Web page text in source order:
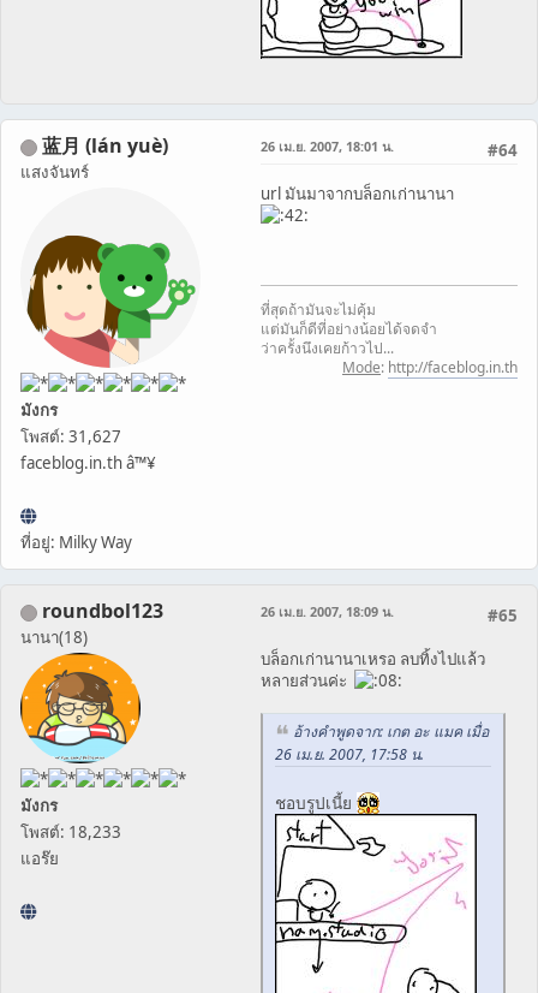
蓝月 (lán yuè)
แสงจันทร์
มังกร
โพสต์: 31,627
faceblog.in.th â™¥
ที่อยู่: Milky Way
#64
26 เม.ย. 2007, 18:01 น.
url มันมาจากบล็อกเก่านานา
ที่สุดถ้ามันจะไม่คุ้ม
แต่มันก็ดีที่อย่างน้อยได้จดจำ
ว่าครั้งนึงเคยก้าวไป...
Mode: http://faceblog.in.th
roundbol123
นานา(18)
มังกร
โพสต์: 18,233
แอร๊ย
#65
26 เม.ย. 2007, 18:09 น.
บล็อกเก่านานาเหรอ ลบทิ้งไปแล้ว
หลายส่วนค่ะ
อ้างคำพูดจาก: เกต อะ แมค เมื่อ
26 เม.ย. 2007, 17:58 น.
ชอบรูปเนี้ย